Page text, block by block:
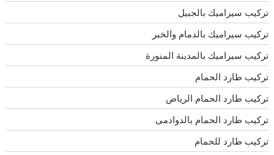
تركيب سيراميك بالجبيل
تركيب سيراميك بالدمام والخبر
تركيب سيراميك بالمدينة المنورة
تركيب طارد الحمام
تركيب طارد الحمام الرياض
تركيب طارد الحمام بالدوادمى
تركيب طارد للحمام